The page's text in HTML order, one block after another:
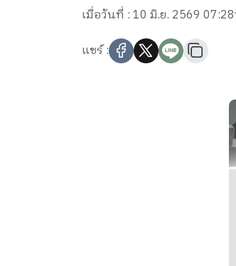
เมื่อวันที่ : 10 มิ.ย. 2569 07:28
แชร์ :